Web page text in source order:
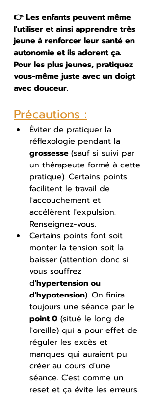
👉 Les enfants peuvent même
l'utiliser et ainsi apprendre très
jeune à renforcer leur santé en
autonomie et ils adorent ça.
Pour les plus jeunes, pratiquez
vous-même juste avec un doigt
avec douceur.
Précautions :
Éviter de pratiquer la
réflexologie pendant la
grossesse (sauf si suivi par
un thérapeute formé à cette
pratique). Certains points
facilitent le travail de
l'accouchement et
accélèrent l'expulsion.
Renseignez-vous.
Certains points font soit
monter la tension soit la
baisser (attention donc si
vous souffrez
d'hypertension ou
d'hypotension). On finira
toujours une séance par le
point 0 (situé le long de
l'oreille) qui a pour effet de
réguler les excès et
manques qui auraient pu
créer au cours d'une
séance. C'est comme un
reset et ça évite les erreurs.